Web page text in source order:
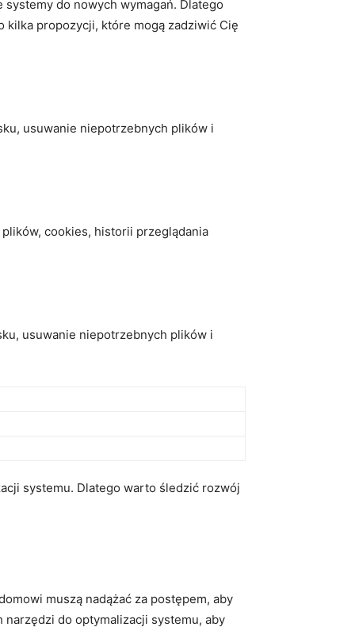
do nowych wymagań. Dlatego
kilka propozycji, które mogą zadziwić Cię
usuwanie niepotrzebnych plików i
cookies, historii przeglądania
usuwanie niepotrzebnych plików i
systemu. Dlatego warto śledzić rozwój
muszą nadążać za postępem, aby
do optymalizacji systemu, aby